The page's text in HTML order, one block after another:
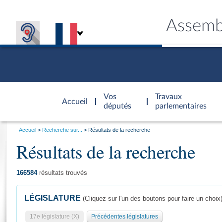
Accueil
d'accueil
Vos
députés
Travaux
parlementaires
Général
Vous
Accueil Recherche sur... Résultats de la recherche
Résultats de la recherche
166584résultats trouvés
LÉGISLATURE (Cliquez sur l'un des boutons pour faire un choix)
17e législature (X) Précédentes législatures